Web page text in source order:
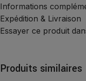
Informations
Expédition & Livraison
Essayer ce produit
Produits similaires